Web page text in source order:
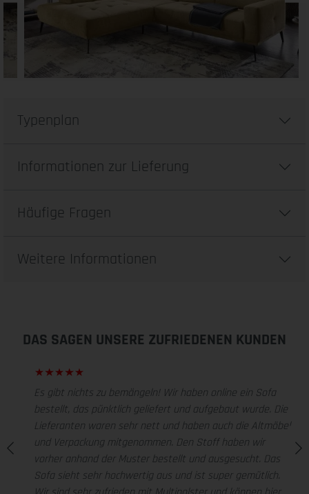
Typenplan
Informationen zur Lieferung
Häufige Fragen
Weitere Informationen
DAS SAGEN UNSERE ZUFRIEDENEN KUNDEN
Es gibt nichts zu bemängeln! Wir haben online ein Sofa
bestellt, das pünktlich geliefert und aufgebaut wurde. Die
Lieferanten waren sehr nett und haben auch die Altmöbel
und Verpackung mitgenommen. Den Stoff haben wir
vorher anhand der Muster bestellt und ausgesucht. Das
Sofa sieht sehr hochwertig aus und ist super gemütlich.